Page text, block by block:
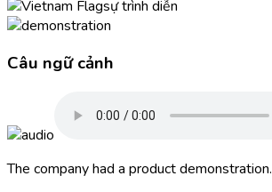
sự trình diễn
Câu ngữ cảnh
The company had a product demonstration.